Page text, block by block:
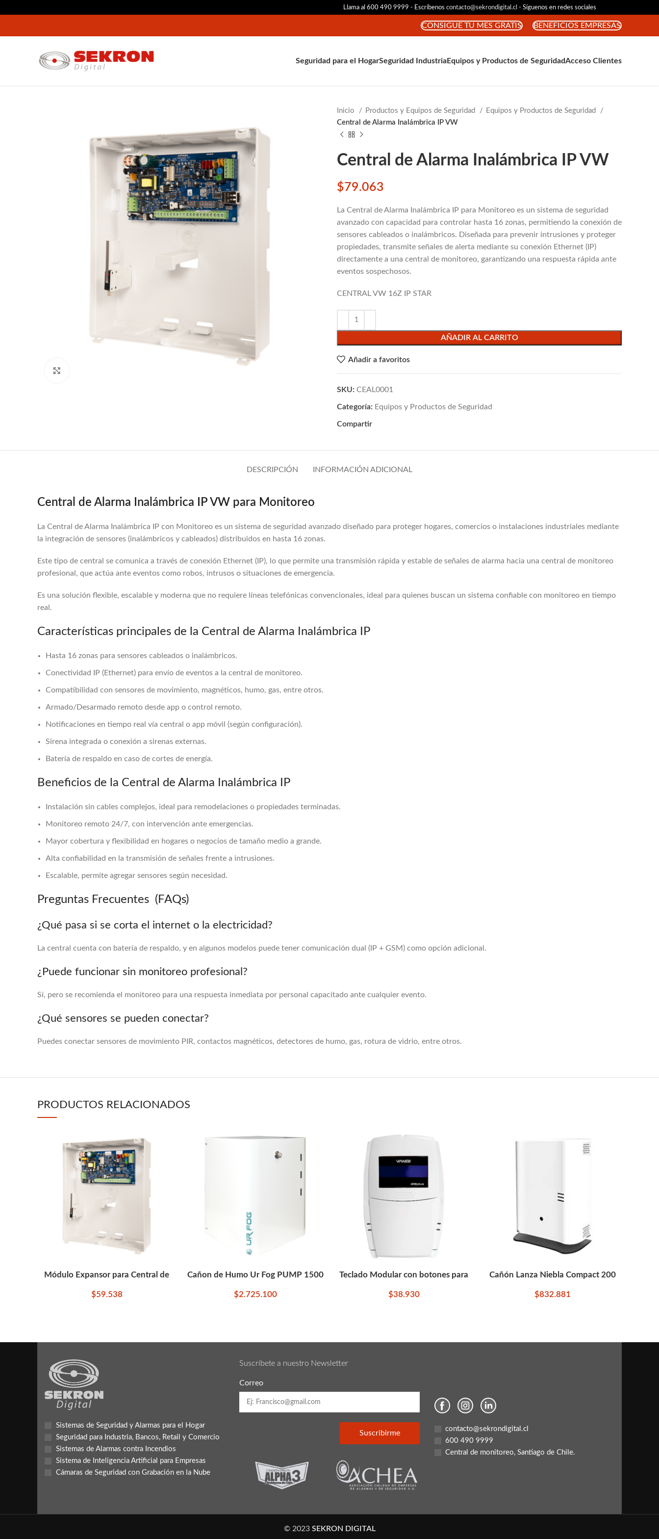
Llama al 600 490 9999 - Escríbenos contacto@sekrondigital.cl - Síguenos en redes sociales
CONSIGUE TU MES GRATIS BENEFICIOS EMPRESAS
Seguridad para el HogarSeguridad IndustriaEquipos y Productos de SeguridadAcceso Clientes
Inicio Productos y Equipos de Seguridad
Equipos y Productos de Seguridad
Central de Alarma Inalámbrica IP VW
Central de Alarma Inalámbrica IP VW
$79.063
La Central de Alarma Inalámbrica IP para Monitoreo es un sistema de seguridad
avanzado con capacidad para controlar hasta 16 zonas, permitiendo la conexión de
sensores cableados o inalámbricos. Diseñada para prevenir intrusiones y proteger
propiedades, transmite señales de alerta mediante su conexión Ethernet (IP)
directamente a una central de monitoreo, garantizando una respuesta rápida ante
eventos sospechosos.
CENTRAL VW 16Z IP STAR
AÑADIR AL CARRITO
Añadir a favoritos
SKU: CEAL0001
Categoría: Equipos y Productos de Seguridad
Compartir
DESCRIPCIÓN INFORMACIÓN ADICIONAL
Central de Alarma Inalámbrica IP VW para Monitoreo
La Central de Alarma Inalámbrica IP con Monitoreo es un sistema de seguridad avanzado diseñado para proteger hogares, comercios o instalaciones industriales mediante
la integración de sensores (inalámbricos y cableados) distribuidos en hasta 16 zonas.
Este tipo de central se comunica a través de conexión Ethernet (IP), lo que permite una transmisión rápida y estable de señales de alarma hacia una central de monitoreo
profesional, que actúa ante eventos como robos, intrusos o situaciones de emergencia.
Es una solución flexible, escalable y moderna que no requiere líneas telefónicas convencionales, ideal para quienes buscan un sistema confiable con monitoreo en tiempo
real.
Características principales de la Central de Alarma Inalámbrica IP
Hasta 16 zonas para sensores cableados o inalámbricos.
Conectividad IP (Ethernet) para envío de eventos a la central de monitoreo.
Compatibilidad con sensores de movimiento, magnéticos, humo, gas, entre otros.
Armado/Desarmado remoto desde app o control remoto.
Notificaciones en tiempo real vía central o app móvil (según configuración).
Sirena integrada o conexión a sirenas externas.
Batería de respaldo en caso de cortes de energía.
Beneficios de la Central de Alarma Inalámbrica IP
Instalación sin cables complejos, ideal para remodelaciones o propiedades terminadas.
Monitoreo remoto 24/7, con intervención ante emergencias.
Mayor cobertura y flexibilidad en hogares o negocios de tamaño medio a grande.
Alta confiabilidad en la transmisión de señales frente a intrusiones.
Escalable, permite agregar sensores según necesidad.
Preguntas Frecuentes (FAQs)
¿Qué pasa si se corta el internet o la electricidad?
La central cuenta con batería de respaldo, y en algunos modelos puede tener comunicación dual (IP + GSM) como opción adicional.
¿Puede funcionar sin monitoreo profesional?
Sí, pero se recomienda el monitoreo para una respuesta inmediata por personal capacitado ante cualquier evento.
¿Qué sensores se pueden conectar?
Puedes conectar sensores de movimiento PIR, contactos magnéticos, detectores de humo, gas, rotura de vidrio, entre otros.
PRODUCTOS RELACIONADOS
Módulo Expansor para Central de
$59.538
Cañon de Humo Ur Fog PUMP 1500
$2.725.100
Teclado Modular con botones para
$38.930
Cañón Lanza Niebla Compact 200
$832.881
Sistemas de Seguridad y Alarmas para el Hogar
Seguridad para Industria, Bancos, Retail y Comercio
Sistemas de Alarmas contra Incendios
Sistema de Inteligencia Artificial para Empresas
Cámaras de Seguridad con Grabación en la Nube
Suscríbete a nuestro Newsletter
Correo
contacto@sekrondigital.cl
600 490 9999
Central de monitoreo, Santiago de Chile.
© 2023 SEKRON DIGITAL